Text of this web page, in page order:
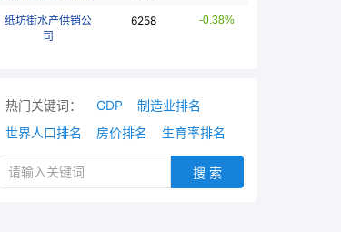
纸坊街水产供销公
司
6258 -0.38%
热门关键词： GDP
制造业排名
世界人口排名
房价排名 生育率排名
搜 索